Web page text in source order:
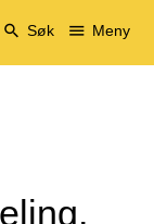
Søk Meny